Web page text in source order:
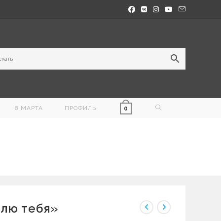
8 МАРТА ПРОФИЛЬ 0 ПЕРЕКЛЮЧИТЬ
тебя»